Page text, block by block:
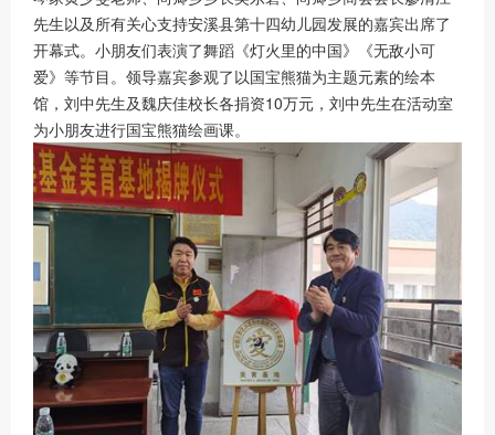
先生以及所有关心支持安溪县第十四幼儿园发展的嘉宾出席了
开幕式。小朋友们表演了舞蹈《灯火里的中国》《无敌小可
爱》等节目。领导嘉宾参观了以国宝熊猫为主题元素的绘本
馆，刘中先生及魏庆佳校长各捐资10万元，刘中先生在活动室
为小朋友进行国宝熊猫绘画课。